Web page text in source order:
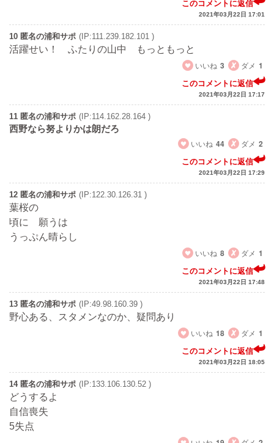
このコメントに返信
2021年03月22日 17:01
10 匿名の浦和サポ (IP:111.239.182.101 )
活躍せい！ ふたりの山中 もっともっと
いいね 3 ダメ 1
このコメントに返信
2021年03月22日 17:17
11 匿名の浦和サポ (IP:114.162.28.164 )
西野なら努よりかは朗だろ
いいね 44 ダメ 2
このコメントに返信
2021年03月22日 17:29
12 匿名の浦和サポ (IP:122.30.126.31 )
葉桜の
頃に 願うは
うっぷん晴らし
いいね 8 ダメ 1
このコメントに返信
2021年03月22日 17:48
13 匿名の浦和サポ (IP:49.98.160.39 )
野心ある、スタメンなのか、疑問あり
いいね 18 ダメ 1
このコメントに返信
2021年03月22日 18:05
14 匿名の浦和サポ (IP:133.106.130.52 )
どうするよ
自信喪失
5失点